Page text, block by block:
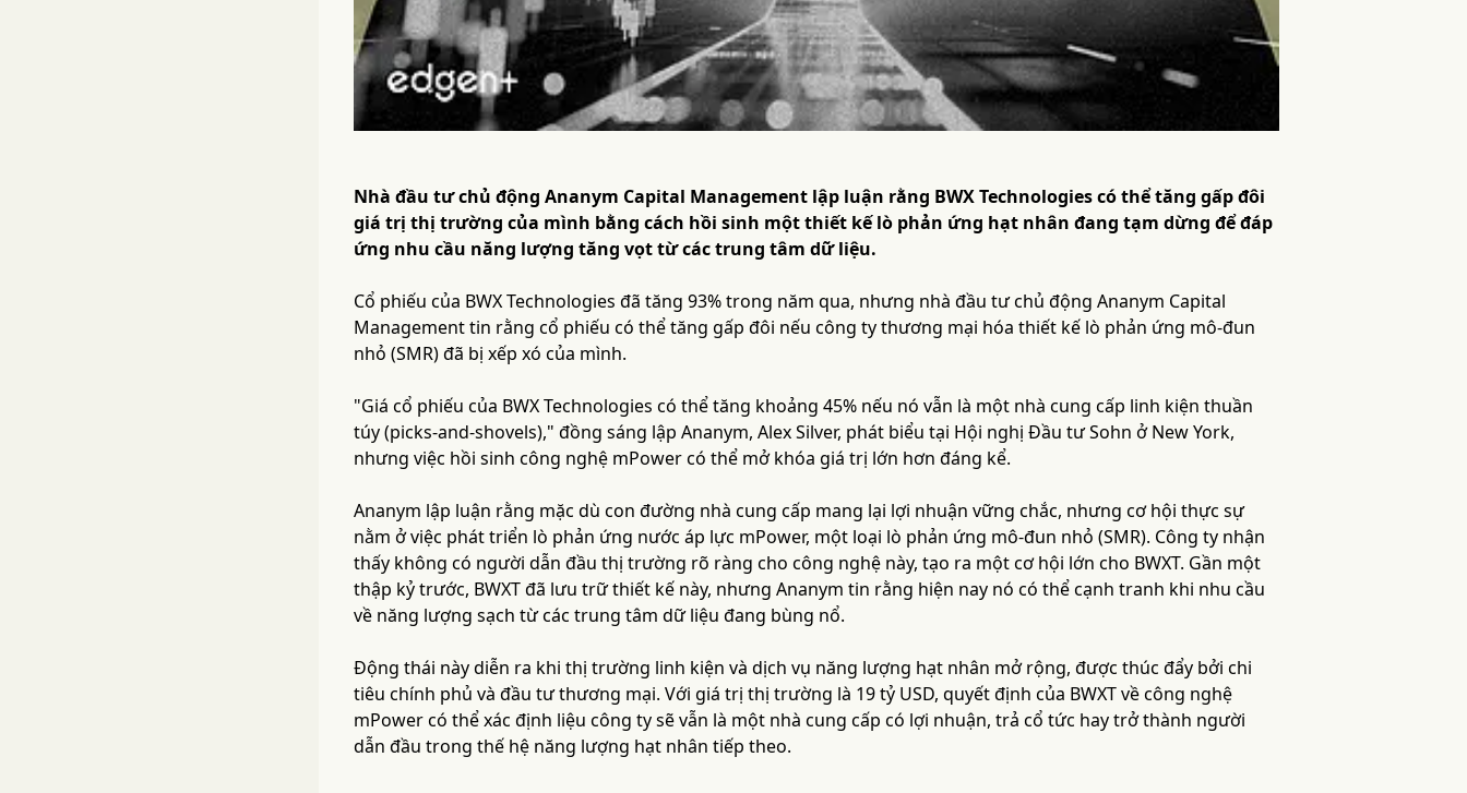
Nhà đầu tư chủ động Ananym Capital Management lập luận rằng BWX Technologies có thể tăng gấp đôi
giá trị thị trường của mình bằng cách hồi sinh một thiết kế lò phản ứng hạt nhân đang tạm dừng để đáp
ứng nhu cầu năng lượng tăng vọt từ các trung tâm dữ liệu.
Cổ phiếu của BWX Technologies đã tăng 93% trong năm qua, nhưng nhà đầu tư chủ động Ananym Capital
Management tin rằng cổ phiếu có thể tăng gấp đôi nếu công ty thương mại hóa thiết kế lò phản ứng mô-đun
nhỏ (SMR) đã bị xếp xó của mình.
"Giá cổ phiếu của BWX Technologies có thể tăng khoảng 45% nếu nó vẫn là một nhà cung cấp linh kiện thuần
túy (picks-and-shovels)," đồng sáng lập Ananym, Alex Silver, phát biểu tại Hội nghị Đầu tư Sohn ở New York,
nhưng việc hồi sinh công nghệ mPower có thể mở khóa giá trị lớn hơn đáng kể.
Ananym lập luận rằng mặc dù con đường nhà cung cấp mang lại lợi nhuận vững chắc, nhưng cơ hội thực sự
nằm ở việc phát triển lò phản ứng nước áp lực mPower, một loại lò phản ứng mô-đun nhỏ (SMR). Công ty nhận
thấy không có người dẫn đầu thị trường rõ ràng cho công nghệ này, tạo ra một cơ hội lớn cho BWXT. Gần một
thập kỷ trước, BWXT đã lưu trữ thiết kế này, nhưng Ananym tin rằng hiện nay nó có thể cạnh tranh khi nhu cầu
về năng lượng sạch từ các trung tâm dữ liệu đang bùng nổ.
Động thái này diễn ra khi thị trường linh kiện và dịch vụ năng lượng hạt nhân mở rộng, được thúc đẩy bởi chi
tiêu chính phủ và đầu tư thương mại. Với giá trị thị trường là 19 tỷ USD, quyết định của BWXT về công nghệ
mPower có thể xác định liệu công ty sẽ vẫn là một nhà cung cấp có lợi nhuận, trả cổ tức hay trở thành người
dẫn đầu trong thế hệ năng lượng hạt nhân tiếp theo.